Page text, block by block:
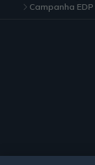
Campanha